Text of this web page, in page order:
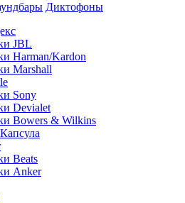
Диктофоны
JBL
Harman/Kardon
Marshall
Sony
Devialet
Bowers & Wilkins
Beats
Anker